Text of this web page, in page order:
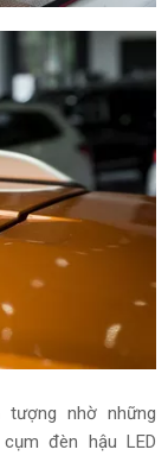
tượng nhờ những
đèn hậu LED